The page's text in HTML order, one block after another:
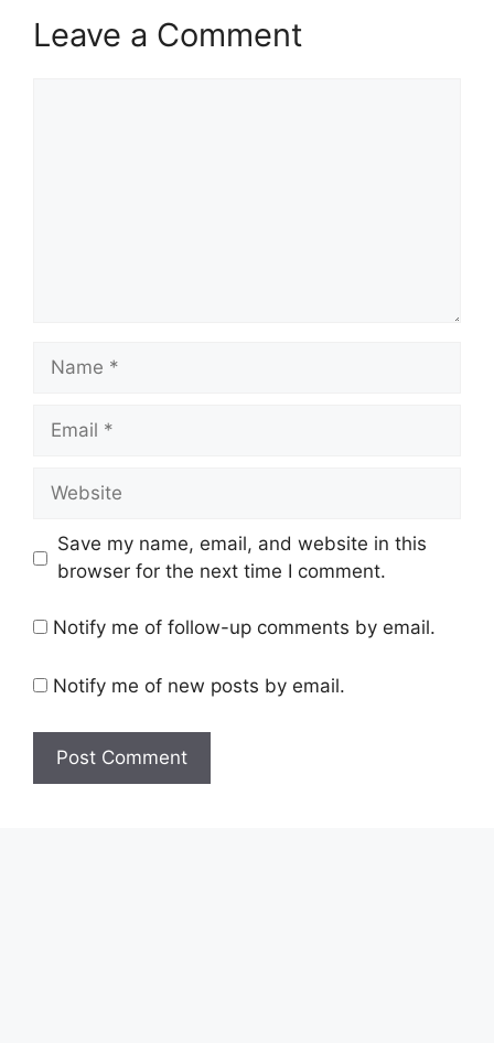
Leave a Comment
Name
Email
Website
Save my name, email, and website in this
browser for the next time I comment.
Notify me of follow-up comments by email.
Notify me of new posts by email.